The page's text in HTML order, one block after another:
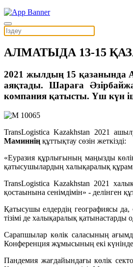
АЛМАТЫДА 13-15
2021 жылдың 15 қазанында
аяқтады. Шараға
компания қатысты. Үш күн
TransLogistica Kazakhstan 2021
Маминнің құттықтау сөзін жеткізді:
«Еуразия құрлығының маңызды
қатысушылардың халықаралық
TransLogistica Kazakhstan 2021
қостаынына сенімдімін» - делінген
Қатысушы елдердің географиясы да,
тізімі де халықаралық
Сарапшылар көлік саласының
Конференция жұмысының екі
Пандемия жағдайындағы көлік